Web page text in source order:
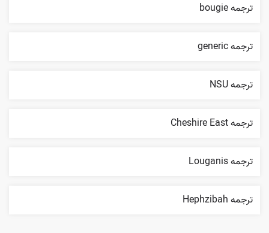
ترجمه bougie
ترجمه generic
ترجمه NSU
ترجمه Cheshire East
ترجمه Louganis
ترجمه Hephzibah